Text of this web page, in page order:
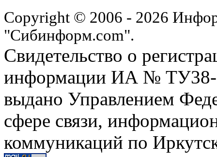
Copyright © 2006 - 2026
"Сибинформ.com".
Свидетельство о
информации ИА № ТУ38-
выдано Управлением
сфере связи,
коммуникаций по